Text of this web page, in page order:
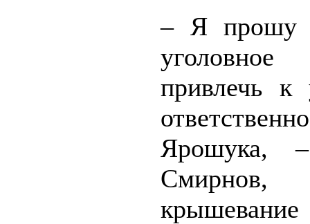
– Я прошу
привлечь к
Ярошука,
крышевание